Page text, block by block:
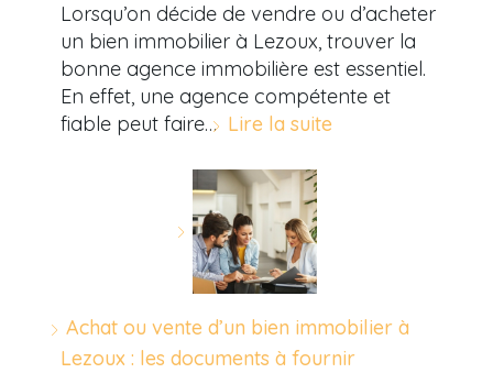
Lorsqu’on décide de vendre ou d’acheter
un bien immobilier à Lezoux, trouver la
bonne agence immobilière est essentiel.
En effet, une agence compétente et
fiable peut faire… Lire la suite
Achat ou vente d’un bien immobilier à
Lezoux : les documents à fournir